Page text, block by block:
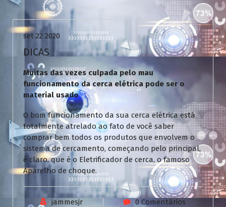
Uncategorized
set 22 2020
DICAS
Muitas das vezes culpada pelo mau
funcionamento da cerca elétrica pode ser o
material usado
O bom funcionamento da sua cerca elétrica está
totalmente atrelado ao fato de você saber
comprar bem todos os produtos que envolvem o
sistema de cercamento, começando pelo principal,
é claro, que é o Eletrificador de cerca, o famoso
Aparelho de choque.
jammesjr 0 Comentários